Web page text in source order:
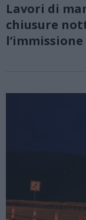
Lavori di
chiusure